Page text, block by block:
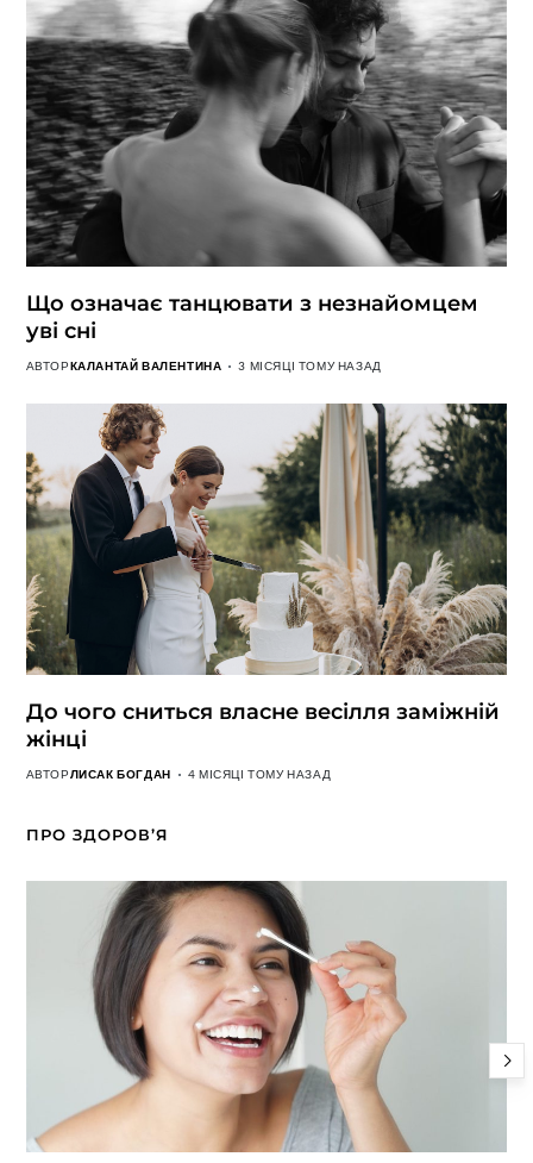
Що означає танцювати з незнайомцем
уві сні
АВТОРКАЛАНТАЙ ВАЛЕНТИНА 3 МІСЯЦІ ТОМУ НАЗАД
До чого сниться власне весілля заміжній
жінці
АВТОРЛИСАК БОГДАН 4 МІСЯЦІ ТОМУ НАЗАД
ПРО ЗДОРОВ’Я